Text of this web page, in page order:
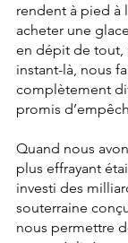
rendent à pied à
acheter une
en dépit de tout,
instant-là, nous
complètement
promis
Quand nous
plus effrayant
investi des
souterraine
nous permettre